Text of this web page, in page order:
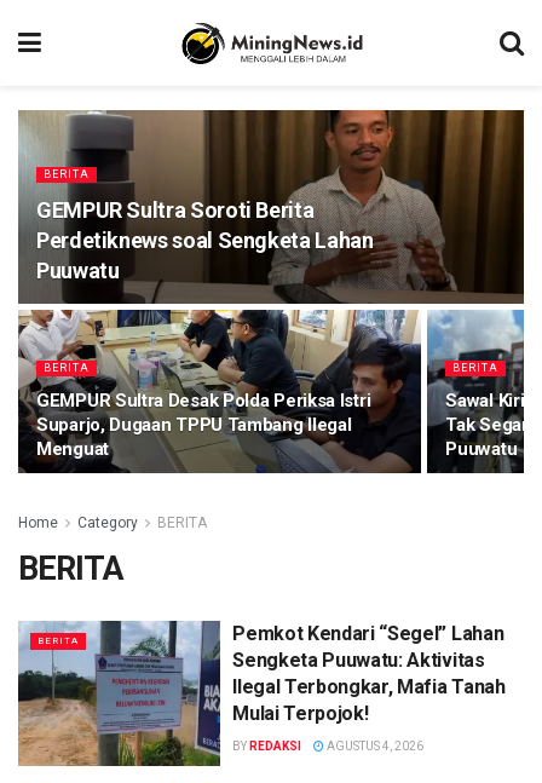
BERITA
GEMPUR Sultra Soroti Berita
Perdetiknews soal Sengketa Lahan
Puuwatu
BERITA
GEMPUR Sultra Desak Polda Periksa Istri
Suparjo, Dugaan TPPU Tambang Ilegal
Menguat
BERITA
Sawal
Tak Segan
Puuwatu
Home Category BERITA
BERITA
BERITA
Pemkot Kendari “Segel” Lahan
Sengketa Puuwatu: Aktivitas
Ilegal Terbongkar, Mafia Tanah
Mulai Terpojok!
BY REDAKSI AGUSTUS 4, 2026